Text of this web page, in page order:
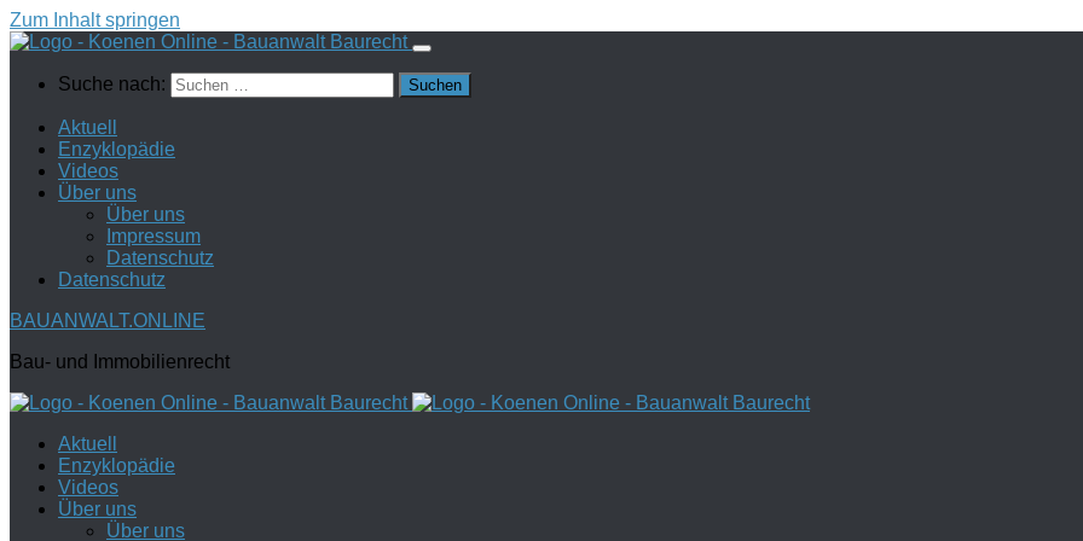
Zum Inhalt springen
Suche nach:
Aktuell
Enzyklopädie
Videos
Über uns
Über uns
Impressum
Datenschutz
Datenschutz
BAUANWALT.ONLINE
Bau- und Immobilienrecht
Aktuell
Enzyklopädie
Videos
Über uns
Über uns